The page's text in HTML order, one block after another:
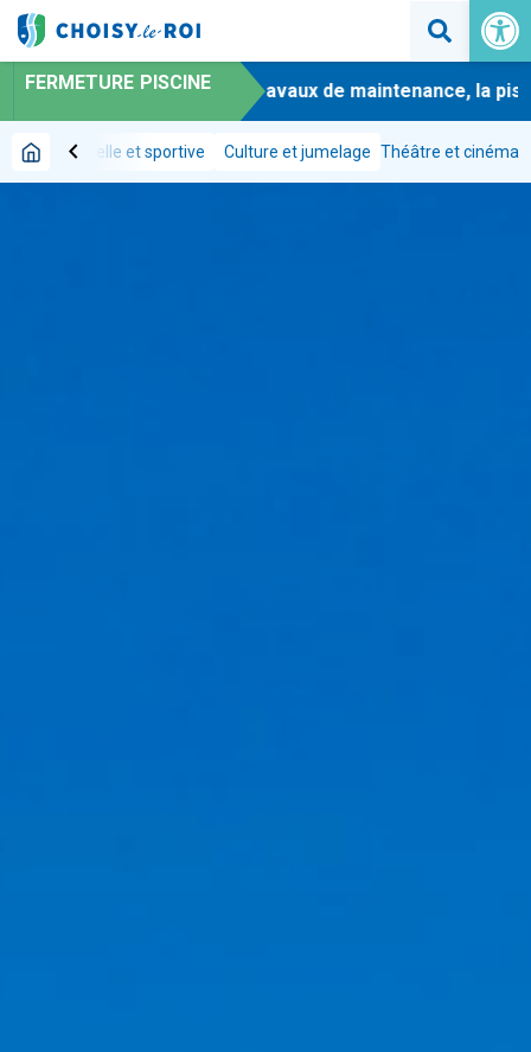
Ouvrir
FERMETURE PISCINE
-En raison de travaux de maintenance, la
chevron_left
culturelle et sportive Culture et jumelage Théâtre et cinéma